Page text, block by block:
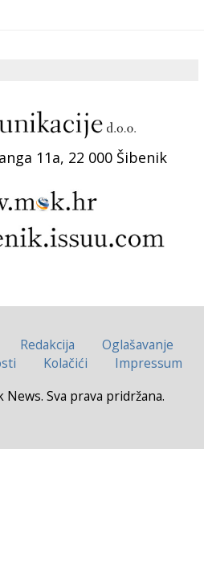
11a, 22 000 Šibenik
Redakcija
Oglašavanje
Kolačići
Impressum
Sva prava pridržana.